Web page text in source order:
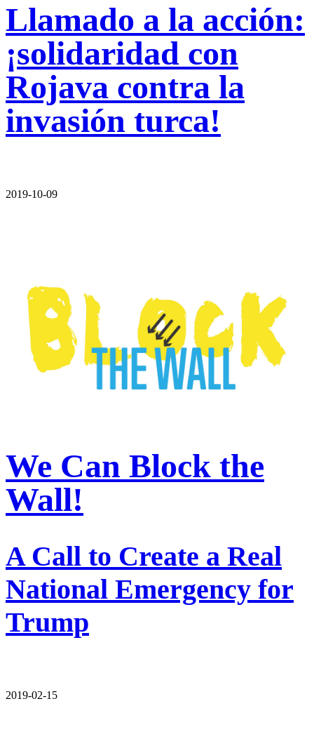
Llamado a la acción:
¡solidaridad con
Rojava contra la
invasión turca!
2019-10-09
We Can Block the
Wall!
A Call to Create a Real
National Emergency for
Trump
2019-02-15